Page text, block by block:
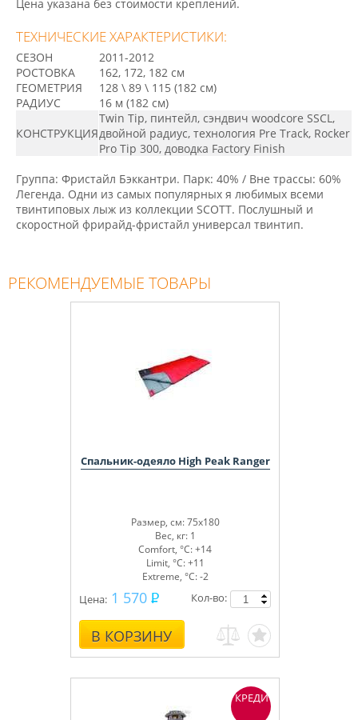
Цена указана без стоимости креплений.
ТЕХНИЧЕСКИЕ ХАРАКТЕРИСТИКИ:
СЕЗОН
2011-2012
РОСТОВКА
162, 172, 182 см
ГЕОМЕТРИЯ
128 \ 89 \ 115 (182 cм)
РАДИУС
16 м (182 см)
КОНСТРУКЦИЯ
Twin Tip, пинтейл, сэндвич woodcore SSCL,
двойной радиус, технология Pre Track, Rocker
Pro Tip 300, доводка Factory Finish
Группа: Фристайл Бэккантри. Парк: 40% / Вне трассы: 60%
Легенда. Одни из самых популярных я любимых всеми
твинтиповых лыж из коллекции SCOTT. Послушный и
скоростной фрирайд-фристайл универсал твинтип.
РЕКОМЕНДУЕМЫЕ ТОВАРЫ
Спальник-одеяло High Peak Ranger
Размер, см: 75x180
Вес, кг: 1
Comfort, °С: +14
Limit, °С: +11
Extreme, °С: -2
Цена: 1 570
В КОРЗИНУ
Кол-во:
КРЕДИТ